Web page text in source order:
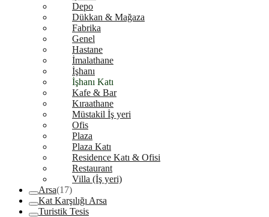
Depo
Dükkan & Mağaza
Fabrika
Genel
Hastane
İmalathane
İşhanı
İşhanı Katı
Kafe & Bar
Kıraathane
Müstakil İş yeri
Ofis
Plaza
Plaza Katı
Residence Katı & Ofisi
Restaurant
Villa (İş yeri)
Arsa(17)
Kat Karşılığı Arsa
Turistik Tesis